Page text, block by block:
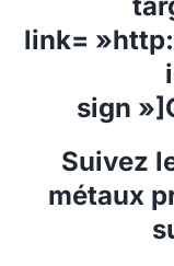
link=
sign
Suivez
métaux